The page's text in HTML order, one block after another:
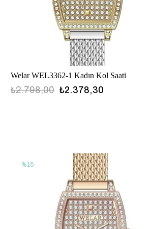
Welar WEL3362-1 Kadın Kol Saati
₺2.378,30
₺2.798,00
%15